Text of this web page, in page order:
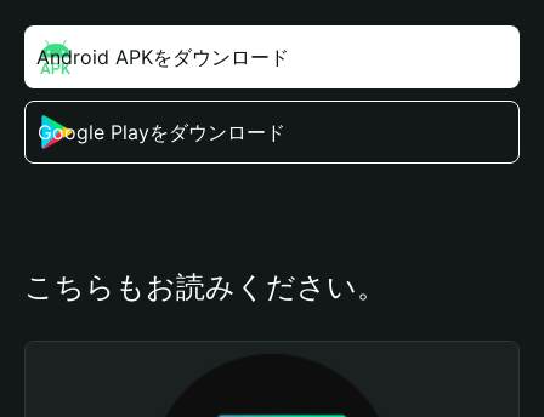
Android APKをダウンロード
Google Playをダウンロード
こちらもお読みください。